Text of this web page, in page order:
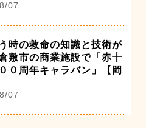
07
時の救命の知識と技術が
敷市の商業施設で「赤十
０周年キャラバン」【岡
07